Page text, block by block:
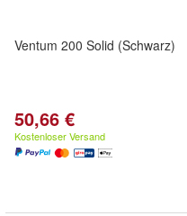
Ventum 200 Solid (Schwarz)
50,66 €
Kostenloser Versand